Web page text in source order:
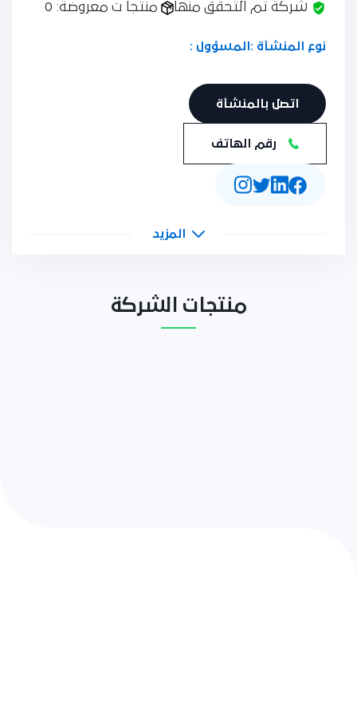
شركة تم التحقق منها منتجا ت معروضة: 0
نوع المنشأة : المسؤول :
اتصل بالمنشأة
رقم الهاتف
المزيد
منتجات الشركة